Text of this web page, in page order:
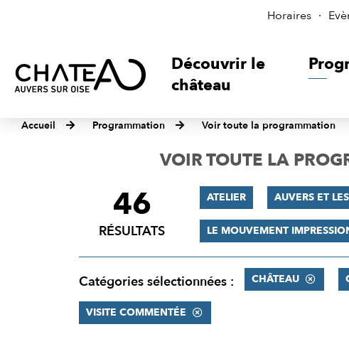
Horaires
Découvrir le
château
Accueil Programmation Voir toute la programmation
VOIR TOUTE LA
FILTRER
RÉSULTATS
46
RÉSULTATS
ATELIER AUVERS ET
LE MOUVEMENT
Catégories sélectionnées : CHÂTEAU
VISITE COMMENTÉE